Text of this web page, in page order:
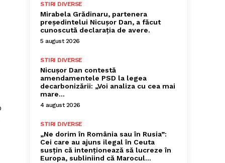
STIRI DIVERSE
Mirabela Grădinaru, partenera
președintelui Nicușor Dan, a făcut
cunoscută declarația de avere.
5 august 2026
STIRI DIVERSE
Nicușor Dan contestă
amendamentele PSD la legea
decarbonizării: „Voi analiza cu cea mai
mare…
4 august 2026
STIRI DIVERSE
„Ne dorim în România sau în Rusia”:
Cei care au ajuns ilegal în Ceuta
susțin că intenționează să lucreze în
Europa, subliniind că Marocul...